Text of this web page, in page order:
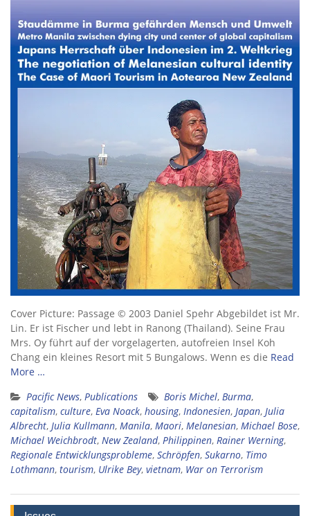
Cover Picture: Passage © 2003 Daniel Spehr Abgebildet ist Mr.
Lin. Er ist Fischer und lebt in Ranong (Thailand). Seine Frau
Mrs. Oy führt auf der vorgelagerten, autofreien Insel Koh
Chang ein kleines Resort mit 5 Bungalows. Wenn es die Read
More …
Pacific News, Publications Boris Michel, Burma,
capitalism, culture, Eva Noack, housing, Indonesien, Japan, Julia
Albrecht, Julia Kullmann, Manila, Maori, Melanesian, Michael Bose,
Michael Weichbrodt, New Zealand, Philippinen, Rainer Werning,
Regionale Entwicklungsprobleme, Schröpfen, Sukarno, Timo
Lothmann, tourism, Ulrike Bey, vietnam, War on Terrorism